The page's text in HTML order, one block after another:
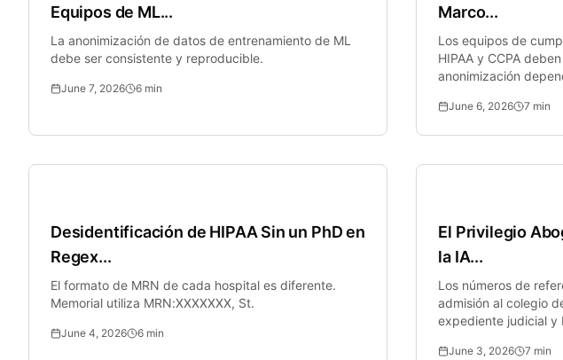
Equipos de ML...
La anonimización de datos de entrenamiento de ML
debe ser consistente y reproducible.
June 7, 2026 6 min
Marco...
Los equipos de
HIPAA y CCPA
anonimización
June 6, 2026 7 min
Desidentificación de HIPAA Sin un PhD en
Regex...
El formato de MRN de cada hospital es diferente.
Memorial utiliza MRN:XXXXXXX, St.
June 4, 2026 6 min
El Privilegio
la IA...
Los números de
admisión al colegio
expediente judicial y
June 3, 2026 7 min